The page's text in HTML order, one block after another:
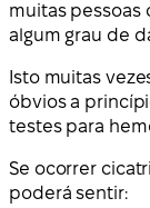
muitas pessoas
algum grau de
Isto muitas
óbvios a
testes para
Se ocorrer
poderá sentir: